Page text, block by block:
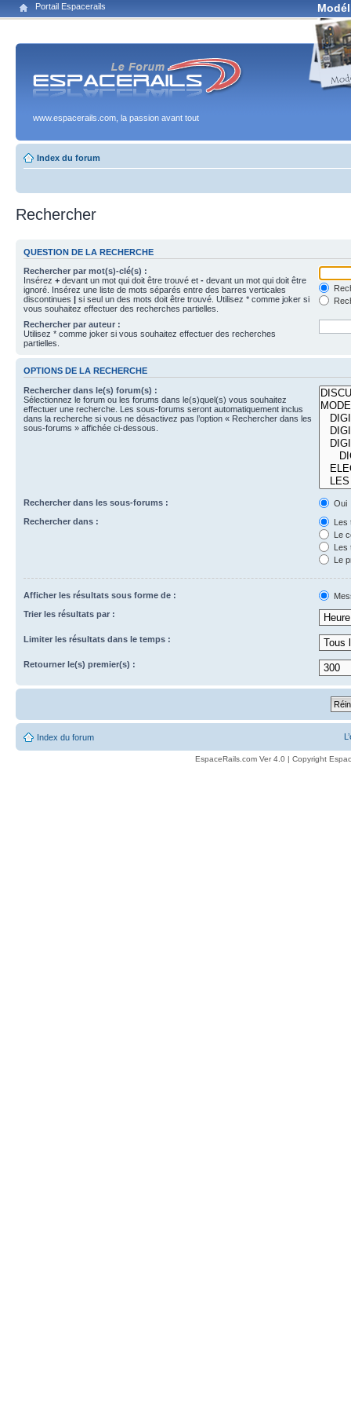
Portail Espacerails
www.espacerails.com, la passion avant tout
Index du forum
Rechercher
QUESTION DE LA RECHERCHE
Rechercher par mot(s)-clé(s) :
Insérez + devant un mot qui doit être trouvé et - devant un mot qui doit être
ignoré. Insérez une liste de mots séparés entre des barres verticales
discontinues | si seul un des mots doit être trouvé. Utilisez * comme joker si
vous souhaitez effectuer des recherches partielles.
Rechercher par auteur :
Utilisez * comme joker si vous souhaitez effectuer des recherches
partielles.
OPTIONS DE LA RECHERCHE
Rechercher dans le(s) forum(s) :
Sélectionnez le forum ou les forums dans le(s)quel(s) vous souhaitez
effectuer une recherche. Les sous-forums seront automatiquement inclus
dans la recherche si vous ne désactivez pas l’option « Rechercher dans les
sous-forums » affichée ci-dessous.
Rechercher dans les sous-forums :
Oui
Rechercher dans :
Les
Le
Les
Le
Afficher les résultats sous forme de :
Trier les résultats par :
Limiter les résultats dans le temps :
Retourner le(s) premier(s) :
Index du forum
EspaceRails.com Ver 4.0 | Copyright